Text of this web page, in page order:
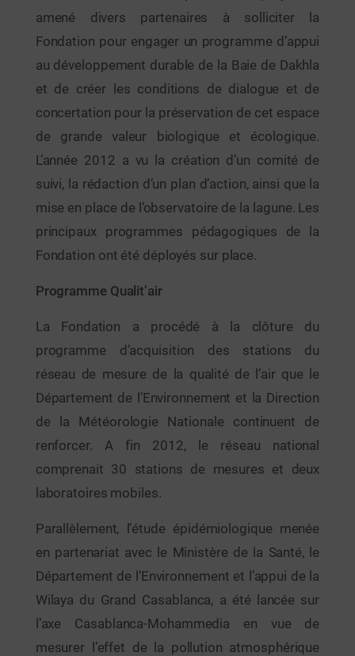
amené divers partenaires à solliciter la
Fondation pour engager un programme d’appui
au développement durable de la Baie de Dakhla
et de créer les conditions de dialogue et de
concertation pour la préservation de cet espace
de grande valeur biologique et écologique.
L’année 2012 a vu la création d’un comité de
suivi, la rédaction d’un plan d’action, ainsi que la
mise en place de l’observatoire de la lagune. Les
principaux programmes pédagogiques de la
Fondation ont été déployés sur place.
Programme Qualit’air
La Fondation a procédé à la clôture du
programme d’acquisition des stations du
réseau de mesure de la qualité de l’air que le
Département de l’Environnement et la Direction
de la Météorologie Nationale continuent de
renforcer. A fin 2012, le réseau national
comprenait 30 stations de mesures et deux
laboratoires mobiles.
Parallèlement, l’étude épidémiologique menée
en partenariat avec le Ministère de la Santé, le
Département de l’Environnement et l’appui de la
Wilaya du Grand Casablanca, a été lancée sur
l’axe Casablanca-Mohammedia en vue de
mesurer l’effet de la pollution atmosphérique